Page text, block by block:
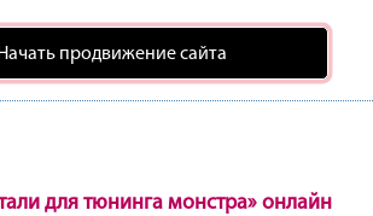
продвижение сайта
для тюнинга монстра» онлайн